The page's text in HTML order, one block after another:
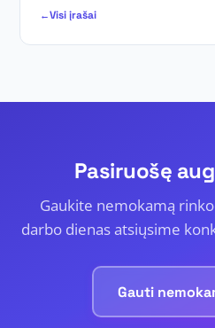
Visi įrašai
Pasiruošę
Gaukite nemokamą
darbo dienas atsiųsime
Gauti